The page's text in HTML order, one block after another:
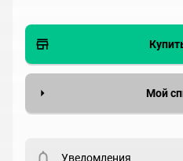
Мой
Уведомления